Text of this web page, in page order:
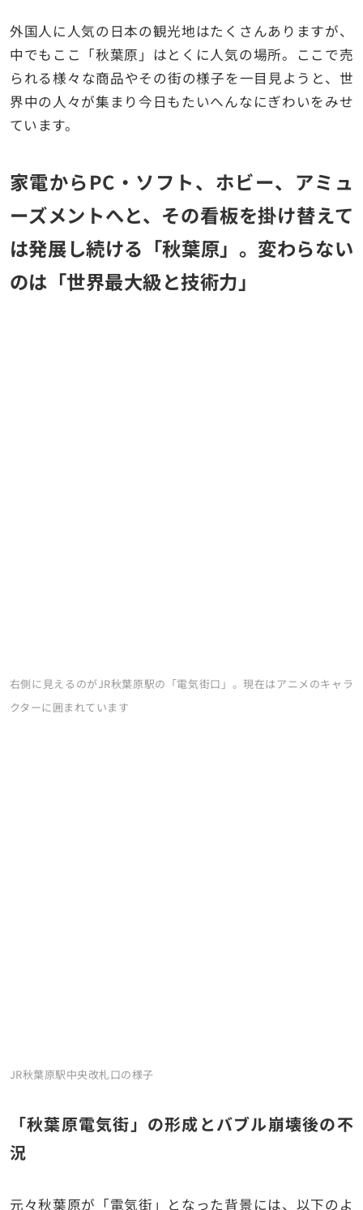
外国人に人気の日本の観光地はたくさんありますが、
中でもここ「秋葉原」はとくに人気の場所。ここで売
られる様々な商品やその街の様子を一目見ようと、世
界中の人々が集まり今日もたいへんなにぎわいをみせ
ています。
家電からPC・ソフト、ホビー、アミュ
ーズメントへと、その看板を掛け替えて
は発展し続ける「秋葉原」。変わらない
のは「世界最大級と技術力」
右側に見えるのがJR秋葉原駅の「電気街口」。現在はアニメのキャラ
クターに囲まれています
JR秋葉原駅中央改札口の様子
「秋葉原電気街」の形成とバブル崩壊後の不
況
元々秋葉原が「電気街」となった背景には、以下のよ